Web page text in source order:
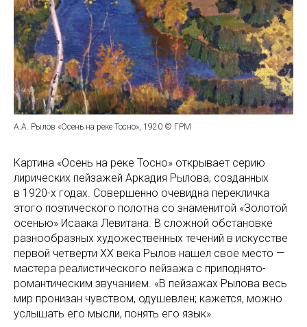
А.А. Рылов «Осень на реке Тосно», 1920 © ГРМ
Картина «Осень на реке Тосно» открывает серию
лирических пейзажей Аркадия Рылова, созданных
в 1920-х годах. Совершенно очевидна перекличка
этого поэтического полотна со знаменитой «Золотой
осенью» Исаака Левитана. В сложной обстановке
разнообразных художественных течений в искусстве
первой четверти XX века Рылов нашел свое место —
мастера реалистического пейзажа с приподнято-
романтическим звучанием. «В пейзажах Рылова весь
мир пронизан чувством, одушевлен; кажется, можно
услышать его мысли, понять его язык».